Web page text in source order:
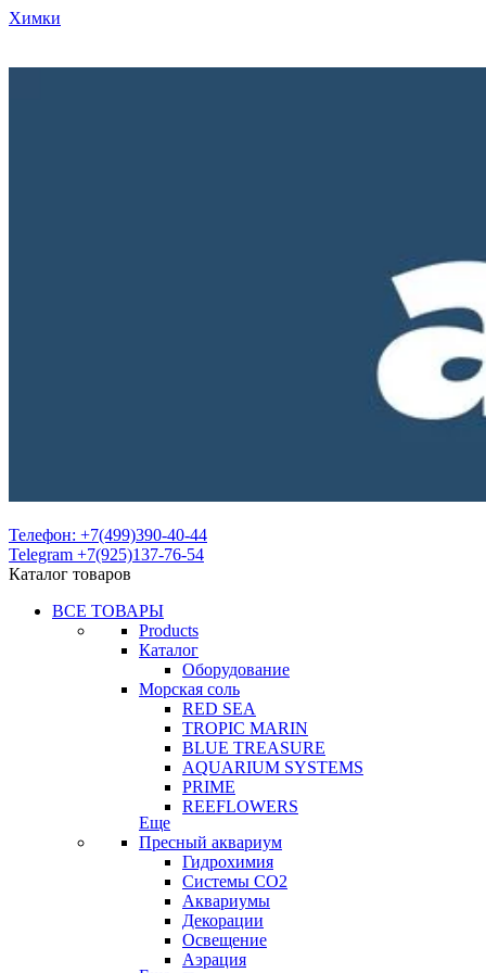
Химки
Телефон: +7(499)390-40-44
Telegram +7(925)137-76-54
Каталог товаров
ВСЕ ТОВАРЫ
Products
Каталог
Оборудование
Морская соль
RED SEA
TROPIC MARIN
BLUE TREASURE
AQUARIUM SYSTEMS
PRIME
REEFLOWERS
Еще
Пресный аквариум
Гидрохимия
Системы СО2
Аквариумы
Декорации
Освещение
Аэрация